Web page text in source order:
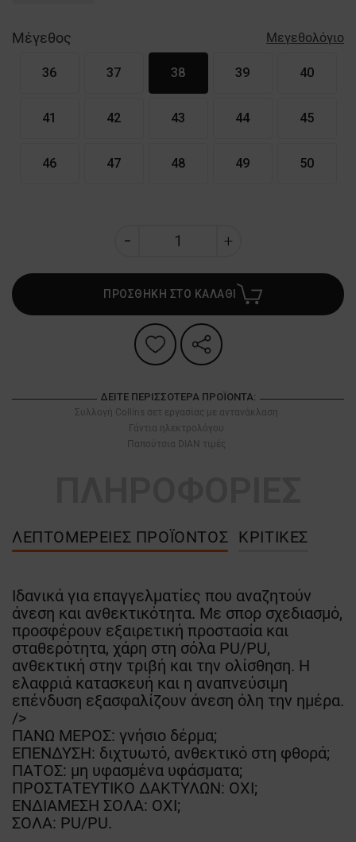
Μέγεθος Μεγεθολόγιο
36 37 38 39 40
41 42 43 44 45
46 47 48 49 50
ΠΡΟΣΘΗΚΗ ΣΤΟ ΚΑΛΑΘΙ
ΔΕΊΤΕ ΠΕΡΙΣΣΌΤΕΡΑ ΠΡΟΪΌΝΤΑ:
Συλλογή Collins σετ εργασίας με αντανάκλαση
Γάντια ηλεκτρολόγου
Παπούτσια DIAN τιμές
ΛΕΠΤΟΜΈΡΕΙΕΣ ΠΡΟΪΌΝΤΟΣ ΚΡΙΤΙΚΈΣ
Ιδανικά για επαγγελματίες που αναζητούν
άνεση και ανθεκτικότητα. Με σπορ σχεδιασμό,
προσφέρουν εξαιρετική προστασία και
σταθερότητα, χάρη στη σόλα PU/PU,
ανθεκτική στην τριβή και την ολίσθηση. Η
ελαφριά κατασκευή και η αναπνεύσιμη
επένδυση εξασφαλίζουν άνεση όλη την ημέρα.
/>
ΠΑΝΩ ΜΕΡΟΣ: γνήσιο δέρμα;
ΕΠΕΝΔΥΣΗ: διχτυωτό, ανθεκτικό στη φθορά;
ΠΑΤΟΣ: μη υφασμένα υφάσματα;
ΠΡΟΣΤΑΤΕΥΤΙΚΟ ΔΑΚΤΥΛΩΝ: ΟΧΙ;
ΕΝΔΙΑΜΕΣΗ ΣΟΛΑ: ΟΧΙ;
ΣΟΛΑ: PU/PU.